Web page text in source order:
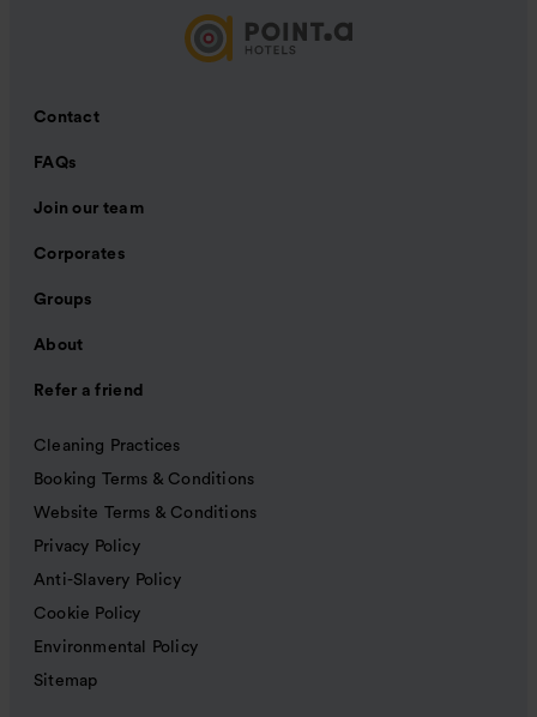
Contact
FAQs
Join our team
Corporates
Groups
About
Refer a friend
Cleaning Practices
Booking Terms & Conditions
Website Terms & Conditions
Privacy Policy
Anti-Slavery Policy
Cookie Policy
Environmental Policy
Sitemap